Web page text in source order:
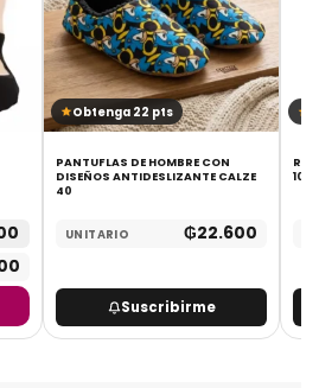
Obtenga 22 pts
PANTUFLAS DE HOMBRE CON
DISEÑOS ANTIDESLIZANTE CALZE
40
UNITARIO ₲22.600
Suscribirme